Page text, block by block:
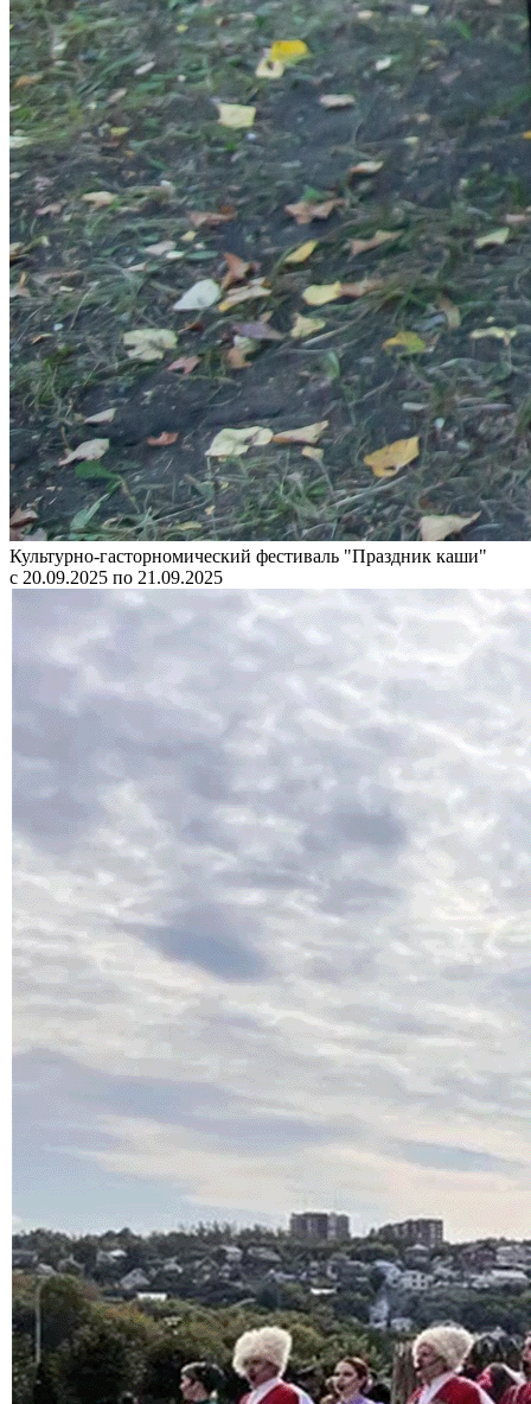
Культурно-гасторномический фестиваль "Праздник каши"
с 20.09.2025 по 21.09.2025